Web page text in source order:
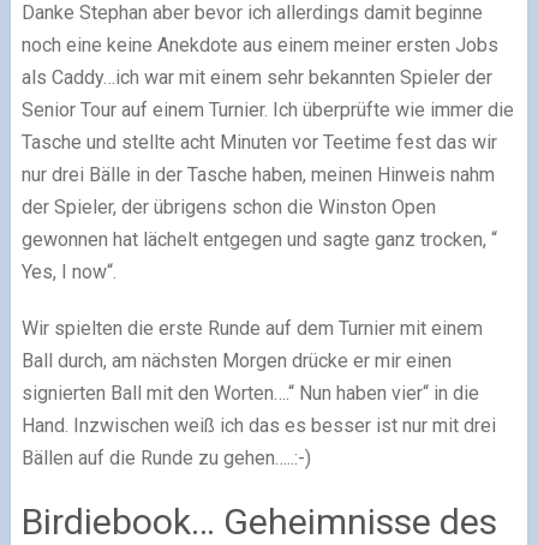
Danke Stephan aber bevor ich allerdings damit beginne
noch eine keine Anekdote aus einem meiner ersten Jobs
als Caddy…ich war mit einem sehr bekannten Spieler der
Senior Tour auf einem Turnier. Ich überprüfte wie immer die
Tasche und stellte acht Minuten vor Teetime fest das wir
nur drei Bälle in der Tasche haben, meinen Hinweis nahm
der Spieler, der übrigens schon die Winston Open
gewonnen hat lächelt entgegen und sagte ganz trocken, “
Yes, I now“.
Wir spielten die erste Runde auf dem Turnier mit einem
Ball durch, am nächsten Morgen drücke er mir einen
signierten Ball mit den Worten….“ Nun haben vier“ in die
Hand. Inzwischen weiß ich das es besser ist nur mit drei
Bällen auf die Runde zu gehen…..:-)
Birdiebook… Geheimnisse des